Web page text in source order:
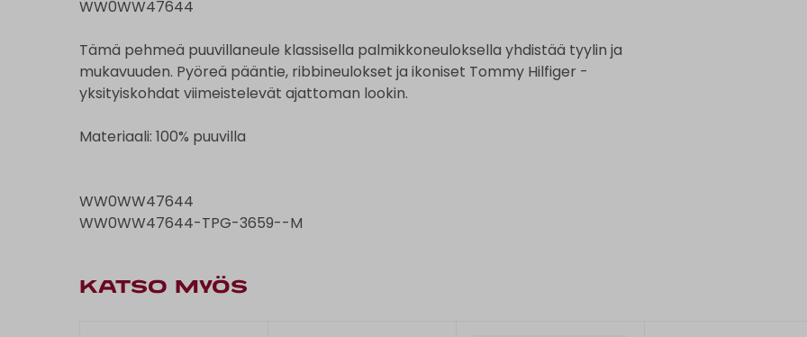
WW0WW47644
Tämä pehmeä puuvillaneule klassisella palmikkoneuloksella yhdistää tyylin ja
mukavuuden. Pyöreä pääntie, ribbineulokset ja ikoniset Tommy Hilfiger -
yksityiskohdat viimeistelevät ajattoman lookin.
Materiaali: 100% puuvilla
WW0WW47644
WW0WW47644-TPG-3659--M
KATSO MYÖS